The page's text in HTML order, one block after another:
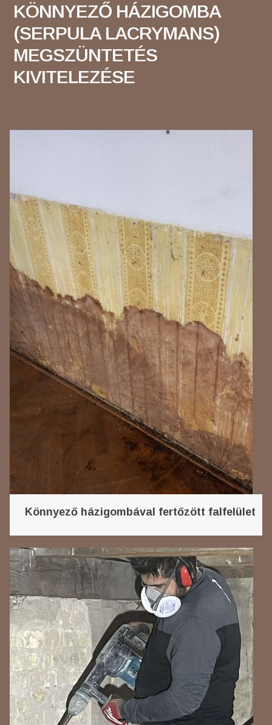
KÖNNYEZŐ HÁZIGOMBA
(SERPULA LACRYMANS)
MEGSZÜNTETÉS
KIVITELEZÉSE
Könnyező házigombával fertőzött falfelület